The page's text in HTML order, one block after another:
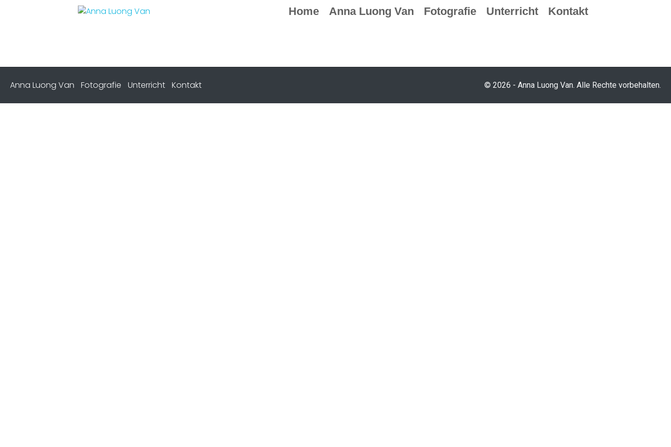
Home Anna Luong Van Fotografie Unterricht Kontakt
Anna Luong Van Fotografie Unterricht Kontakt © 2026 - Anna Luong Van. Alle Rechte vorbehalten.